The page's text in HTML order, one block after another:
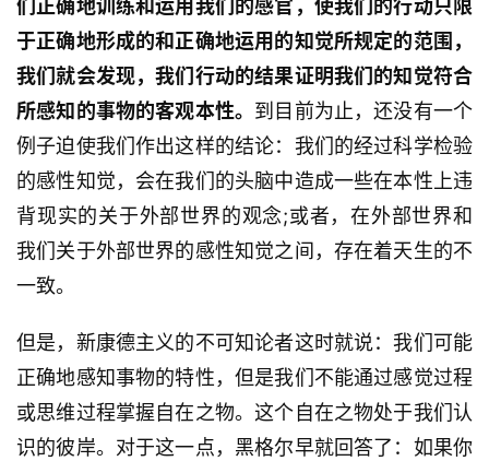
们正确地训练和运用我们的感官，使我们的行动只限
于正确地形成的和正确地运用的知觉所规定的范围，
我们就会发现，我们行动的结果证明我们的知觉符合
所感知的事物的客观本性。 到目前为止，还没有一个
例子迫使我们作出这样的结论：我们的经过科学检验
的感性知觉，会在我们的头脑中造成一些在本性上违
背现实的关于外部世界的观念;或者，在外部世界和
我们关于外部世界的感性知觉之间，存在着天生的不
一致。
但是，新康德主义的不可知论者这时就说：我们可能
正确地感知事物的特性，但是我们不能通过感觉过程
或思维过程掌握自在之物。这个自在之物处于我们认
识的彼岸。对于这一点，黑格尔早就回答了：如果你